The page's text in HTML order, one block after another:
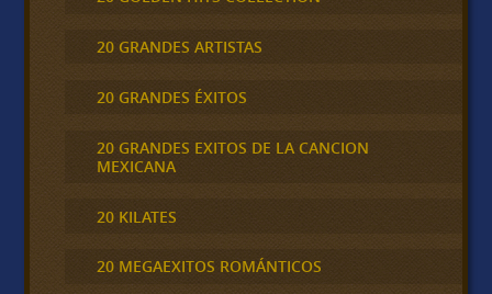
20 GRANDES ARTISTAS
20 GRANDES ÉXITOS
20 GRANDES EXITOS DE LA CANCION
MEXICANA
20 KILATES
20 MEGAEXITOS ROMÁNTICOS